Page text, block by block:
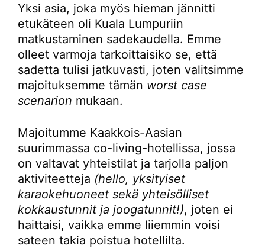
Yksi asia, joka myös hieman jännitti
etukäteen oli Kuala Lumpuriin
matkustaminen sadekaudella. Emme
olleet varmoja tarkoittaisiko se, että
sadetta tulisi jatkuvasti, joten valitsimme
majoituksemme tämän worst case
scenarion mukaan.
Majoitumme Kaakkois-Aasian
suurimmassa co-living-hotellissa, jossa
on valtavat yhteistilat ja tarjolla paljon
aktiviteetteja (hello, yksityiset
karaokehuoneet sekä yhteisölliset
kokkaustunnit ja joogatunnit!), joten ei
haittaisi, vaikka emme liiemmin voisi
sateen takia poistua hotellilta.